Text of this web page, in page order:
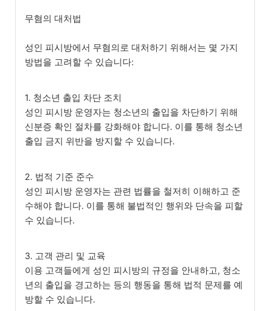
무혐의 대처법
성인 피시방에서 무혐의로 대처하기 위해서는 몇 가지
방법을 고려할 수 있습니다:
1. 청소년 출입 차단 조치
성인 피시방 운영자는 청소년의 출입을 차단하기 위해
신분증 확인 절차를 강화해야 합니다. 이를 통해 청소년
출입 금지 위반을 방지할 수 있습니다.
2. 법적 기준 준수
성인 피시방 운영자는 관련 법률을 철저히 이해하고 준
수해야 합니다. 이를 통해 불법적인 행위와 단속을 피할
수 있습니다.
3. 고객 관리 및 교육
이용 고객들에게 성인 피시방의 규정을 안내하고, 청소
년의 출입을 경고하는 등의 행동을 통해 법적 문제를 예
방할 수 있습니다.